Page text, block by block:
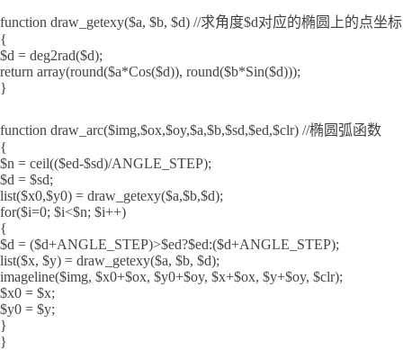
function draw_getexy($a, $b, $d) //求角度$d对应的椭圆上的点坐标
{
$d = deg2rad($d);
return array(round($a*Cos($d)), round($b*Sin($d)));
}
function draw_arc($img,$ox,$oy,$a,$b,$sd,$ed,$clr) //椭圆弧函数
{
$n = ceil(($ed-$sd)/ANGLE_STEP);
$d = $sd;
list($x0,$y0) = draw_getexy($a,$b,$d);
for($i=0; $i<$n; $i++)
{
$d = ($d+ANGLE_STEP)>$ed?$ed:($d+ANGLE_STEP);
list($x, $y) = draw_getexy($a, $b, $d);
imageline($img, $x0+$ox, $y0+$oy, $x+$ox, $y+$oy, $clr);
$x0 = $x;
$y0 = $y;
}
}